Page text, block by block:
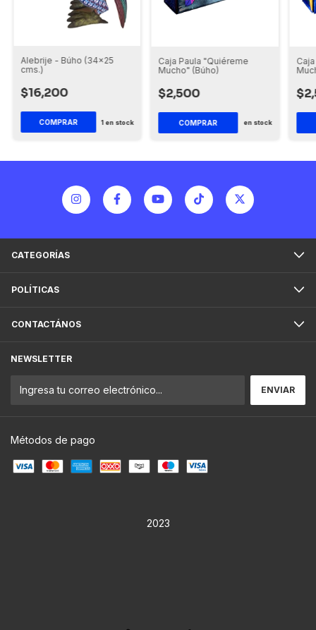
Alebrije - Búho (34x25
cms.)
$16,200
1en stock
Caja Paula "Quiéreme
Mucho" (Búho)
$2,500
COMPRAR en stock
CATEGORÍAS
POLÍTICAS
CONTACTÁNOS
NEWSLETTER
Métodos de pago
2023